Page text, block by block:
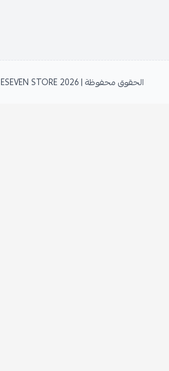
الحقوق محفوظة | 2026 ESEVEN STORE